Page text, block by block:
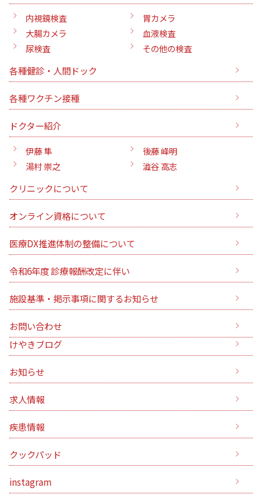
内視鏡検査
胃カメラ
大腸カメラ
血液検査
尿検査
その他の検査
各種健診・人間ドック
各種ワクチン接種
ドクター紹介
伊藤 隼
後藤 峰明
湯村 崇之
澁谷 高志
クリニックについて
オンライン資格について
医療DX推進体制の整備について
令和6年度 診療報酬改定に伴い
施設基準・掲示事項に関するお知らせ
お問い合わせ
けやきブログ
お知らせ
求人情報
疾患情報
クックパッド
instagram